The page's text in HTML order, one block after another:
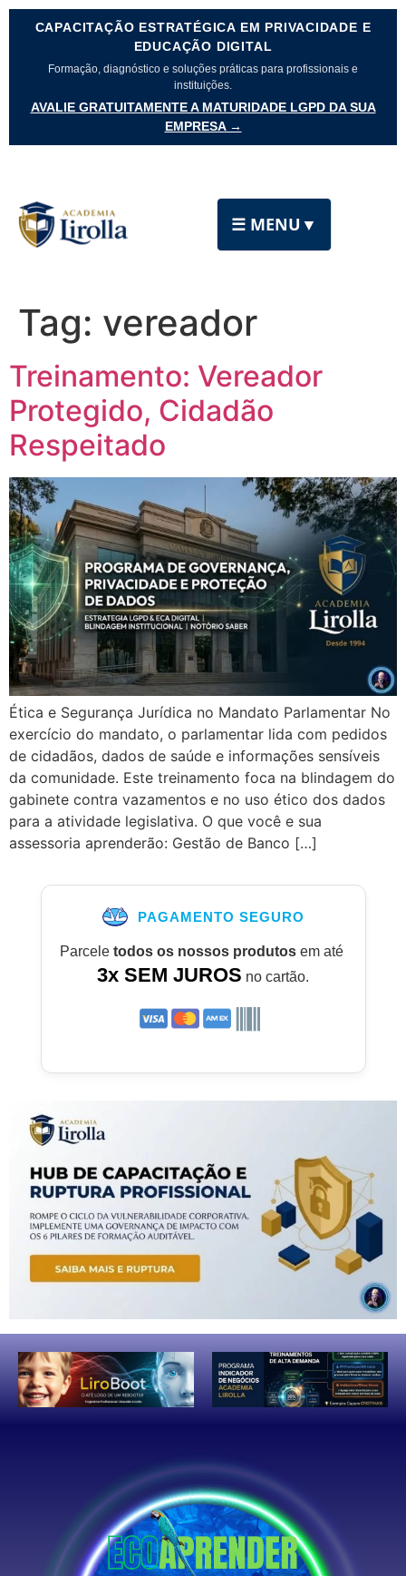
CAPACITAÇÃO ESTRATÉGICA EM PRIVACIDADE E
EDUCAÇÃO DIGITAL
Formação, diagnóstico e soluções práticas para profissionais e
instituições.
AVALIE GRATUITAMENTE A MATURIDADE LGPD DA SUA
EMPRESA →
☰ MENU ▼
Tag: vereador
Treinamento: Vereador
Protegido, Cidadão
Respeitado
Ética e Segurança Jurídica no Mandato Parlamentar No
exercício do mandato, o parlamentar lida com pedidos
de cidadãos, dados de saúde e informações sensíveis
da comunidade. Este treinamento foca na blindagem do
gabinete contra vazamentos e no uso ético dos dados
para a atividade legislativa. O que você e sua
assessoria aprenderão: Gestão de Banco […]
PAGAMENTO SEGURO
Parcele todos os nossos produtosem até
3x SEM JUROS no cartão.